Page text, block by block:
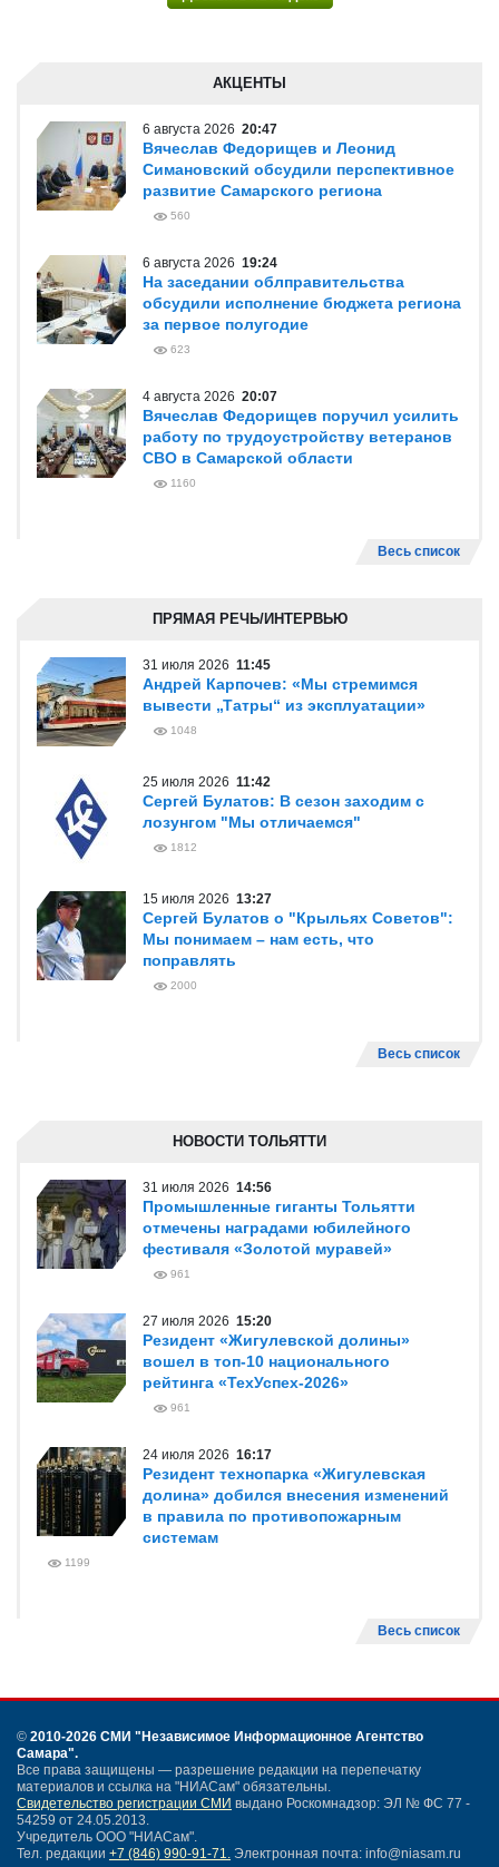
АКЦЕНТЫ
6 августа 2026 20:47
Вячеслав Федорищев и Леонид
Симановский обсудили перспективное
развитие Самарского региона
560
6 августа 2026 19:24
На заседании облправительства
обсудили исполнение бюджета региона
за первое полугодие
623
4 августа 2026 20:07
Вячеслав Федорищев поручил усилить
работу по трудоустройству ветеранов
СВО в Самарской области
1160
Весь список
ПРЯМАЯ РЕЧЬ/ИНТЕРВЬЮ
31 июля 2026 11:45
Андрей Карпочев: «Мы стремимся
вывести „Татры“ из эксплуатации»
1048
25 июля 2026 11:42
Сергей Булатов: В сезон заходим с
лозунгом "Мы отличаемся"
1812
15 июля 2026 13:27
Сергей Булатов о "Крыльях Советов":
Мы понимаем – нам есть, что
поправлять
2000
Весь список
НОВОСТИ ТОЛЬЯТТИ
31 июля 2026 14:56
Промышленные гиганты Тольятти
отмечены наградами юбилейного
фестиваля «Золотой муравей»
961
27 июля 2026 15:20
Резидент «Жигулевской долины»
вошел в топ-10 национального
рейтинга «ТехУспех-2026»
961
24 июля 2026 16:17
Резидент технопарка «Жигулевская
долина» добился внесения изменений
в правила по противопожарным
системам
1199
Весь список
© 2010-2026 СМИ "Независимое Информационное Агентство
Самара".
Все права защищены — разрешение редакции на перепечатку
материалов и ссылка на "НИАСам" обязательны.
Свидетельство регистрации СМИ выдано Роскомнадзор: ЭЛ № ФС 77 -
54259 от 24.05.2013.
Учредитель ООО "НИАСам".
Тел. редакции +7 (846) 990-91-71. Электронная почта: info@niasam.ru